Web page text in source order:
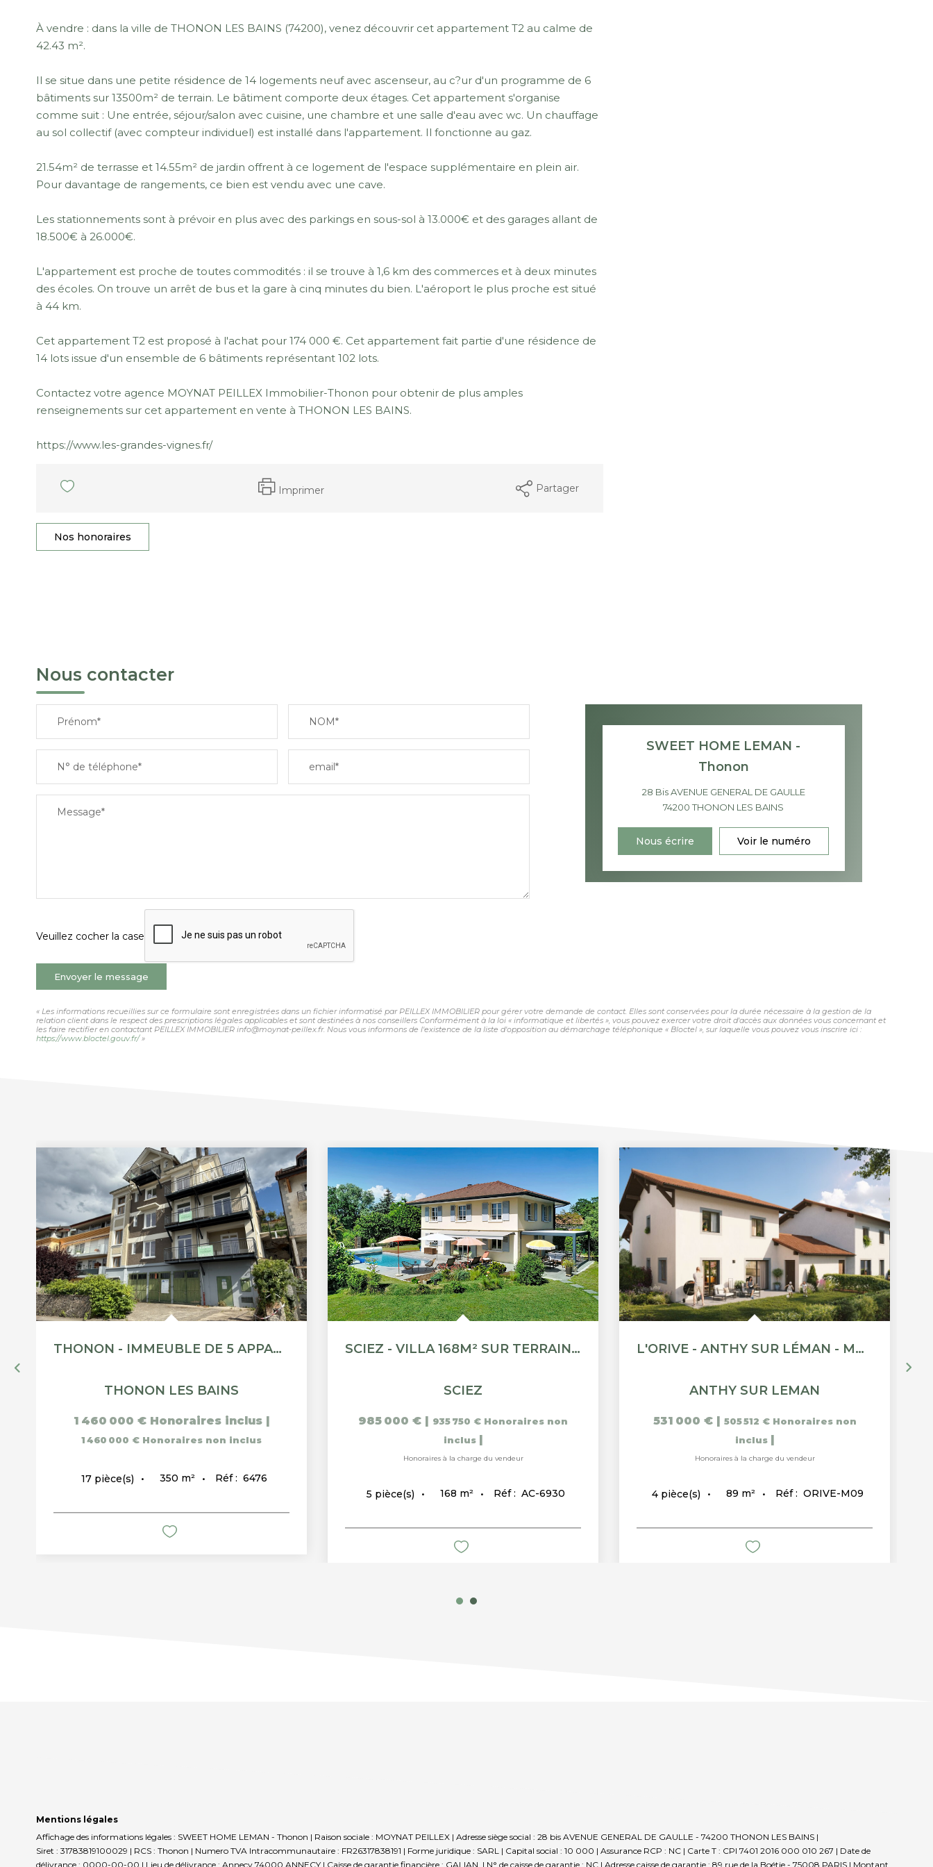
À vendre : dans la ville de THONON LES BAINS (74200), venez découvrir cet appartement T2 au calme de
42.43 m².
Il se situe dans une petite résidence de 14 logements neuf avec ascenseur, au c?ur d'un programme de 6
bâtiments sur 13500m² de terrain. Le bâtiment comporte deux étages. Cet appartement s'organise
comme suit : Une entrée, séjour/salon avec cuisine, une chambre et une salle d'eau avec wc. Un chauffage
au sol collectif (avec compteur individuel) est installé dans l'appartement. Il fonctionne au gaz.
21.54m² de terrasse et 14.55m² de jardin offrent à ce logement de l'espace supplémentaire en plein air.
Pour davantage de rangements, ce bien est vendu avec une cave.
Les stationnements sont à prévoir en plus avec des parkings en sous-sol à 13.000€ et des garages allant de
18.500€ à 26.000€.
L'appartement est proche de toutes commodités : il se trouve à 1,6 km des commerces et à deux minutes
des écoles. On trouve un arrêt de bus et la gare à cinq minutes du bien. L'aéroport le plus proche est situé
à 44 km.
Cet appartement T2 est proposé à l'achat pour 174 000 €. Cet appartement fait partie d'une résidence de
14 lots issue d'un ensemble de 6 bâtiments représentant 102 lots.
Contactez votre agence MOYNAT PEILLEX Immobilier-Thonon pour obtenir de plus amples
renseignements sur cet appartement en vente à THONON LES BAINS.
https://www.les-grandes-vignes.fr/
Imprimer Partager
Nos honoraires
Nous contacter
Prénom* NOM*
N° de téléphone* email*
Message*
Veuillez cocher la case
Envoyer le message
SWEET HOME LEMAN -
Thonon
28 Bis AVENUE GENERAL DE GAULLE
74200THONON LES BAINS
Nous écrire Voir le numéro
« Les informations recueillies sur ce formulaire sont enregistrées dans un fichier informatisé par PEILLEX IMMOBILIER pour gérer votre demande de contact. Elles sont conservées pour la durée nécessaire à la gestion de la
relation client dans le respect des prescriptions légales applicables et sont destinées à nos conseillers Conformément à la loi « informatique et libertés », vous pouvez exercer votre droit d'accès aux données vous concernant et
les faire rectifier en contactant PEILLEX IMMOBILIER info@moynat-peillex.fr. Nous vous informons de l'existence de la liste d'opposition au démarchage téléphonique « Bloctel », sur laquelle vous pouvez vous inscrire ici :
https://www.bloctel.gouv.fr/»
THONON - IMMEUBLE DE 5 APPARTEMENTS AVEC VUE LAC
THONON LES BAINS
1 460 000 € Honoraires inclus |
1 460 000 € Honoraires non inclus
17 pièce(s) 350 m² Réf : 6476
SCIEZ - VILLA 168M² SUR TERRAIN 1500M²
SCIEZ
985 000 € | 935 750 € Honoraires non
inclus |
Honoraires à la charge du vendeur
5 pièce(s) 168 m² Réf : AC-6930
L'ORIVE - ANTHY SUR LÉMAN - MAISON 4 PIÈCES DE 88.5M²
ANTHY SUR LEMAN
531 000 € | 505 512 € Honoraires non
inclus |
Honoraires à la charge du vendeur
4 pièce(s) 89 m² Réf : ORIVE-M09
Mentions légales
Affichage des informations légales : SWEET HOME LEMAN - Thonon | Raison sociale : MOYNAT PEILLEX | Adresse siège social : 28 bis AVENUE GENERAL DE GAULLE - 74200 THONON LES BAINS |
Siret : 31783819100029 | RCS : Thonon | Numero TVA Intracommunautaire : FR26317838191 | Forme juridique : SARL | Capital social : 10 000 | Assurance RCP : NC | Carte T : CPI 7401 2016 000 010 267 | Date de
délivrance : 0000-00-00 | Lieu de délivrance : Annecy 74000 ANNECY | Caisse de garantie financière : GALIAN. | N° de caisse de garantie : NC | Adresse caisse de garantie : 89 rue de la Boétie - 75008 PARIS | Montant